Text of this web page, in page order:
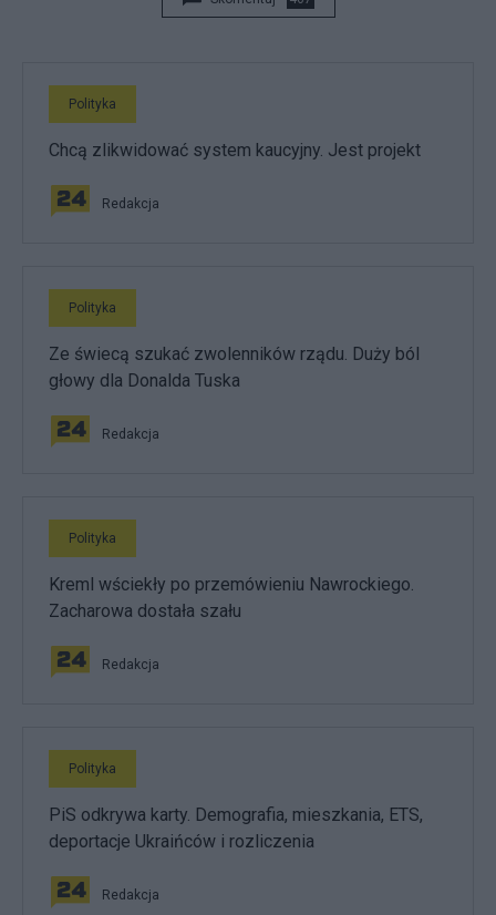
Polityka
Chcą zlikwidować system kaucyjny. Jest projekt
Redakcja
Polityka
Ze świecą szukać zwolenników rządu. Duży ból
głowy dla Donalda Tuska
Redakcja
Polityka
Kreml wściekły po przemówieniu Nawrockiego.
Zacharowa dostała szału
Redakcja
Polityka
PiS odkrywa karty. Demografia, mieszkania, ETS,
deportacje Ukraińców i rozliczenia
Redakcja